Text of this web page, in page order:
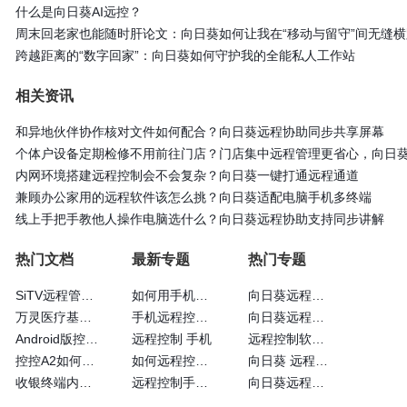
什么是向日葵AI远控？
周末回老家也能随时肝论文：向日葵如何让我在“移动与留守”间无缝
跨越距离的“数字回家”：向日葵如何守护我的全能私人工作站
相关资讯
和异地伙伴协作核对文件如何配合？向日葵远程协助同步共享屏幕
个体户设备定期检修不用前往门店？门店集中远程管理更省心，向日
内网环境搭建远程控制会不会复杂？向日葵一键打通远程通道
兼顾办公家用的远程软件该怎么挑？向日葵适配电脑手机多终端
线上手把手教他人操作电脑选什么？向日葵远程协助支持同步讲解
热门文档
万灵医疗基于向日葵的眼科远程诊断系统
Android版控制端常见问题
控控A2如何通过4G网卡上网
最新专题
远程控制 手机
热门专题